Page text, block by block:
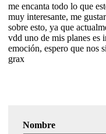
me encanta todo lo que
muy interesante, me
sobre esto, ya que
vdd uno de mis planes es
emoción, espero que nos
grax
Nombre